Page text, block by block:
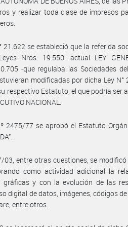
y realizar toda clase de impresos
21.622 se estableció que la referida
Nros. 19.550 -actual LEY
-que regulaba las Sociedades
modificadas por dicha Ley N°
respectivo Estatuto, el que podría ser
NACIONAL.
2475/77 se aprobó el Estatuto
03, entre otras cuestiones, se
como actividad adicional la
y con la evolución de las
digital de datos, imágenes, códigos
entre otros.